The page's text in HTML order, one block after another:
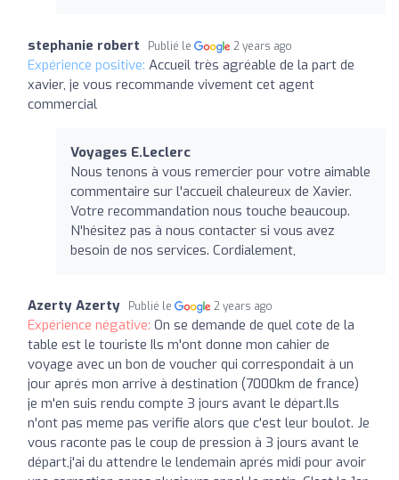
stephanie robert Publié le 2 years ago
Expérience positive: Accueil très agréable de la part de
xavier, je vous recommande vivement cet agent
commercial
Voyages E.Leclerc
Nous tenons à vous remercier pour votre aimable
commentaire sur l'accueil chaleureux de Xavier.
Votre recommandation nous touche beaucoup.
N'hésitez pas à nous contacter si vous avez
besoin de nos services. Cordialement,
Azerty Azerty Publié le 2 years ago
Expérience négative: On se demande de quel cote de la
table est le touriste Ils m'ont donne mon cahier de
voyage avec un bon de voucher qui correspondait à un
jour aprés mon arrive à destination (7000km de france)
je m'en suis rendu compte 3 jours avant le départ.Ils
n'ont pas meme pas verifie alors que c'est leur boulot. Je
vous raconte pas le coup de pression à 3 jours avant le
départ,j'ai du attendre le lendemain aprés midi pour avoir